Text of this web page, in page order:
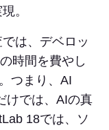
。
は、デベロッ
時間を費やし
つまり、AI
けでは、AIの真
18では、ソ